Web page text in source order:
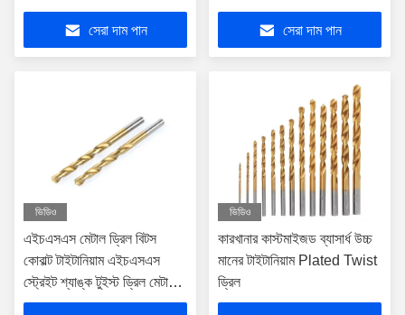
আনুষাঙ্গিক
সেরা দাম পান
ইস্পাত ড্রিলিং জন্য
সেরা দাম পান
ভিডিও
এইচএসএস মেটাল ড্রিল বিটস
কোবাল্ট টাইটানিয়াম এইচএসএস
স্ট্রেইট শ্যাঙ্ক টুইস্ট ড্রিল মেটাল
ড্রিলিংয়ের জন্য
ভিডিও
কারখানার কাস্টমাইজড ব্যাসার্ধ উচ্চ
মানের টাইটানিয়াম Plated Twist
ড্রিল